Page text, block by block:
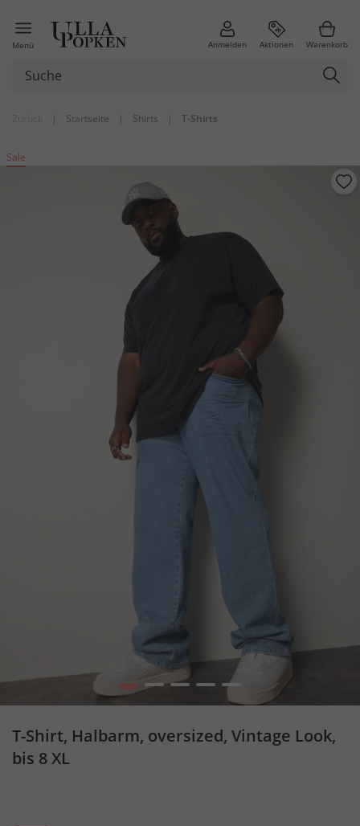
Menü Anmelden Aktionen Warenkorb
| Startseite | Shirts | T-Shirts
Sale
1 2 3 4 5
T-Shirt, Halbarm, oversized, Vintage Look,
bis 8 XL